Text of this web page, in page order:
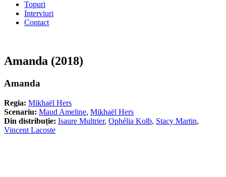
Topuri
Interviuri
Contact
Amanda (2018)
Amanda
Regia: Mikhaël Hers
Scenariu: Maud Ameline, Mikhaël Hers
Din distribuție: Isaure Multrier, Ophélia Kolb, Stacy Martin,
Vincent Lacoste